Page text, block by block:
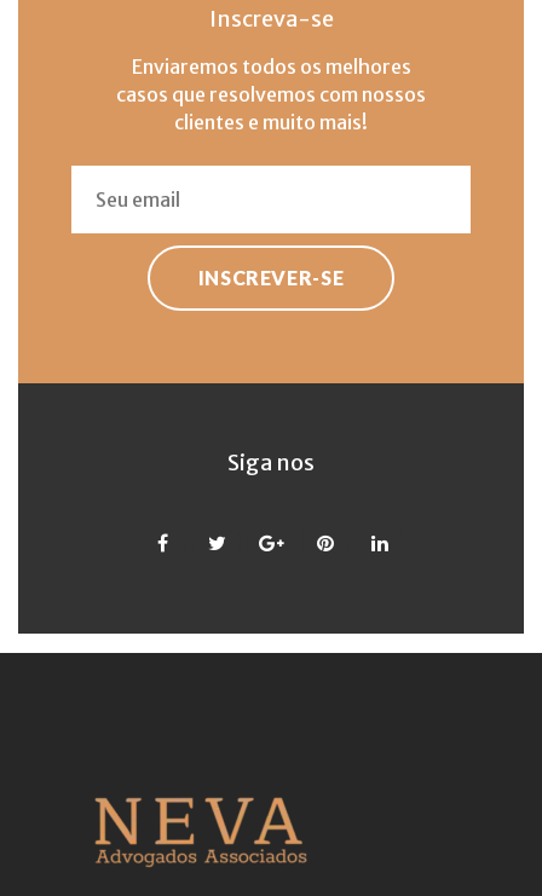
Inscreva-se
Enviaremos todos os melhores
casos que resolvemos com nossos
clientes e muito mais!
INSCREVER-SE
Siga nos